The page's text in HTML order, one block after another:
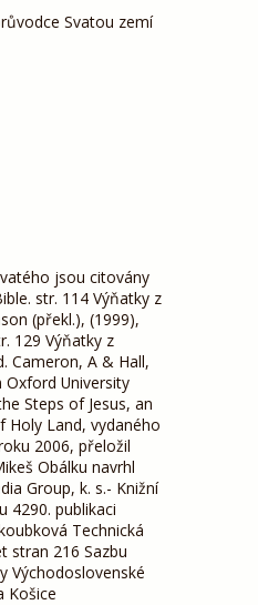
Svatou zemí
jsou citovány
str. 114 Výňatky z
(překl.), (1999),
129 Výňatky z
Cameron, A & Hall,
Oxford University
Steps of Jesus, an
Holy Land, vydaného
2006, přeložil
Obálku navrhl
Group, k. s.- Knižní
4290. publikaci
Technická
stran 216 Sazbu
Východoslovenské
Košice